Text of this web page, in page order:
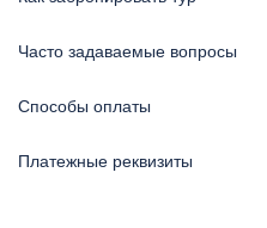
Часто задаваемые вопросы
Способы оплаты
Платежные реквизиты